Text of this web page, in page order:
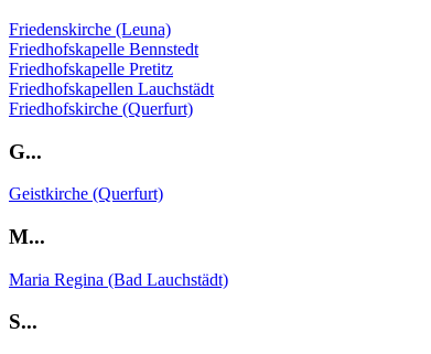
Friedenskirche (Leuna)
Friedhofskapelle Bennstedt
Friedhofskapelle Pretitz
Friedhofskapellen Lauchstädt
Friedhofskirche (Querfurt)
G...
Geistkirche (Querfurt)
M...
Maria Regina (Bad Lauchstädt)
S...